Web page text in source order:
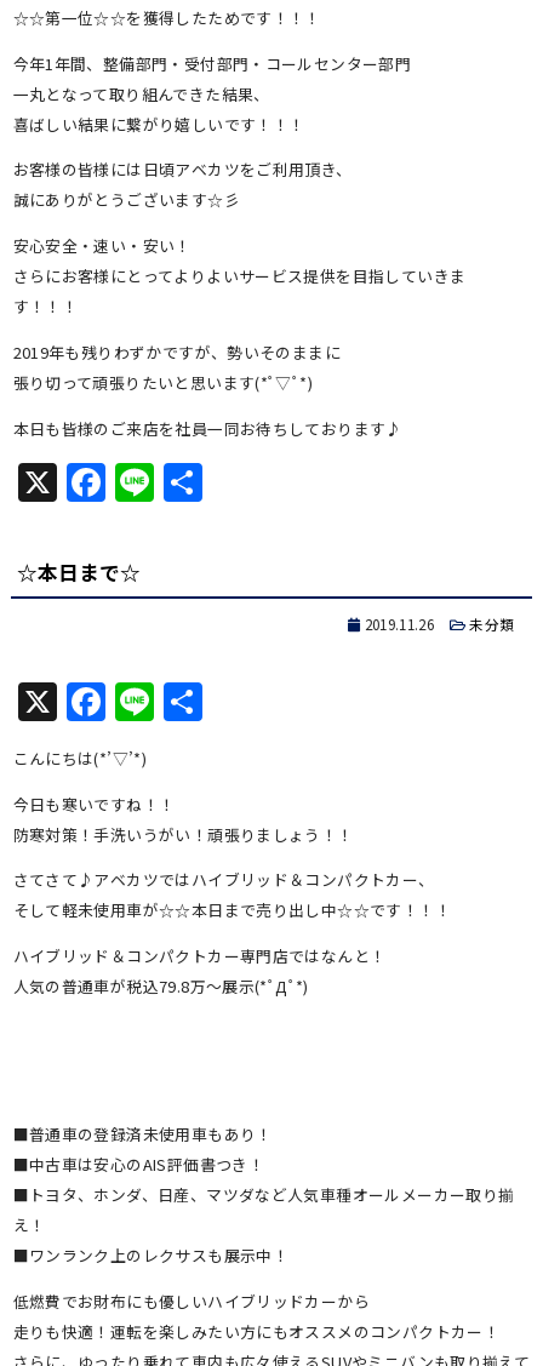
☆☆第一位☆☆を獲得したためです！！！
今年1年間、整備部門・受付部門・コールセンター部門
一丸となって取り組んできた結果、
喜ばしい結果に繋がり嬉しいです！！！
お客様の皆様には日頃アベカツをご利用頂き、
誠にありがとうございます☆彡
安心安全・速い・安い！
さらにお客様にとってよりよいサービス提供を目指していきま
す！！！
2019年も残りわずかですが、勢いそのままに
張り切って頑張りたいと思います(*ﾟ▽ﾟ*)
本日も皆様のご来店を社員一同お待ちしております♪
X Facebook
Line共
☆本日まで☆
2019.11.26 未分類
X Facebook
Line共
こんにちは(*’▽’*)
今日も寒いですね！！
防寒対策！手洗いうがい！頑張りましょう！！
さてさて♪アベカツではハイブリッド＆コンパクトカー、
そして軽未使用車が☆☆本日まで売り出し中☆☆です！！！
ハイブリッド＆コンパクトカー専門店ではなんと！
人気の普通車が税込79.8万～展示(*ﾟДﾟ*)
■普通車の登録済未使用車もあり！
■中古車は安心のAIS評価書つき！
■トヨタ、ホンダ、日産、マツダなど人気車種オールメーカー取り揃
え！
■ワンランク上のレクサスも展示中！
低燃費でお財布にも優しいハイブリッドカーから
走りも快適！運転を楽しみたい方にもオススメのコンパクトカー！
さらに、ゆったり乗れて車内も広々使えるSUVやミニバンも取り揃えて